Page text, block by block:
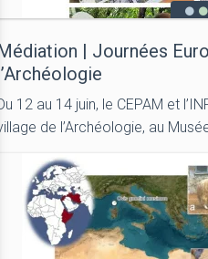
| Journées
12 au 14 juin, le CEPAM et
de l’Archéologie, au